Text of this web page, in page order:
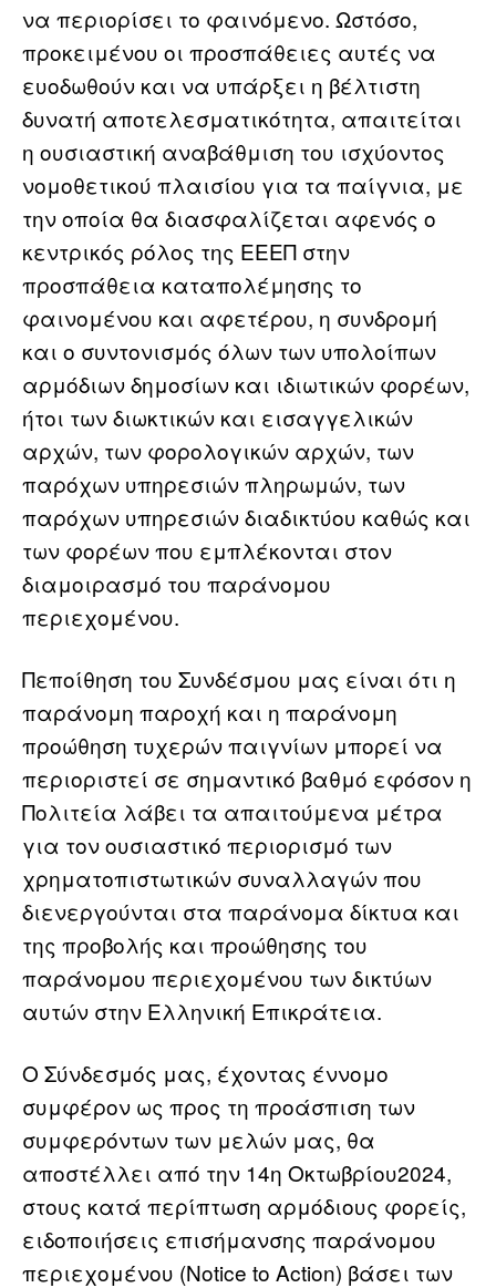
να περιορίσει το φαινόμενο. Ωστόσο,
προκειμένου οι προσπάθειες αυτές να
ευοδωθούν και να υπάρξει η βέλτιστη
δυνατή αποτελεσματικότητα, απαιτείται
η ουσιαστική αναβάθμιση του ισχύοντος
νομοθετικού πλαισίου για τα παίγνια, με
την οποία θα διασφαλίζεται αφενός ο
κεντρικός ρόλος της ΕΕΕΠ στην
προσπάθεια καταπολέμησης το
φαινομένου και αφετέρου, η συνδρομή
και ο συντονισμός όλων των υπολοίπων
αρμόδιων δημοσίων και ιδιωτικών φορέων,
ήτοι των διωκτικών και εισαγγελικών
αρχών, των φορολογικών αρχών, των
παρόχων υπηρεσιών πληρωμών, των
παρόχων υπηρεσιών διαδικτύου καθώς και
των φορέων που εμπλέκονται στον
διαμοιρασμό του παράνομου
περιεχομένου.
Πεποίθηση του Συνδέσμου μας είναι ότι η
παράνομη παροχή και η παράνομη
προώθηση τυχερών παιγνίων μπορεί να
περιοριστεί σε σημαντικό βαθμό εφόσον η
Πολιτεία λάβει τα απαιτούμενα μέτρα
για τον ουσιαστικό περιορισμό των
χρηματοπιστωτικών συναλλαγών που
διενεργούνται στα παράνομα δίκτυα και
της προβολής και προώθησης του
παράνομου περιεχομένου των δικτύων
αυτών στην Ελληνική Επικράτεια.
Ο Σύνδεσμός μας, έχοντας έννομο
συμφέρον ως προς τη προάσπιση των
συμφερόντων των μελών μας, θα
αποστέλλει από την 14η Οκτωβρίου2024,
στους κατά περίπτωση αρμόδιους φορείς,
ειδοποιήσεις επισήμανσης παράνομου
περιεχομένου (Notice to Action) βάσει των